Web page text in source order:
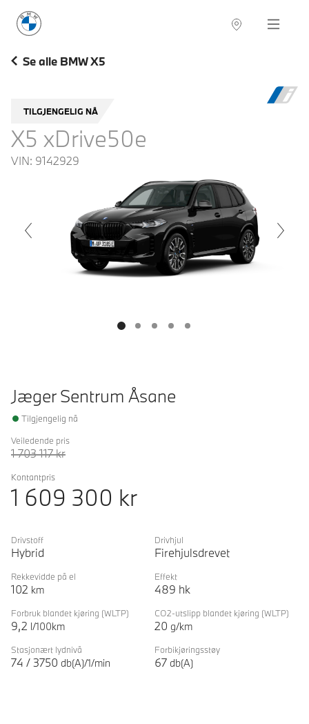
BMW Norge Navigation
Se alle BMW X5
TILGJENGELIG NÅ
X5 xDrive50e
VIN: 9142929
Jæger Sentrum Åsane
Tilgjengelig nå
Veiledende pris
1 703 117kr
Kontantpris
1 609 300 kr
Drivstoff
Hybrid
Drivhjul
Firehjulsdrevet
Rekkevidde på el
102 km
Effekt
489 hk
Forbruk blandet kjøring (WLTP)
9,2 l/100km
CO2-utslipp blandet kjøring (WLTP)
20 g/km
Stasjonært lydnivå
74 / 3750 db(A)/1/min
Forbikjøringsstøy
67 db(A)